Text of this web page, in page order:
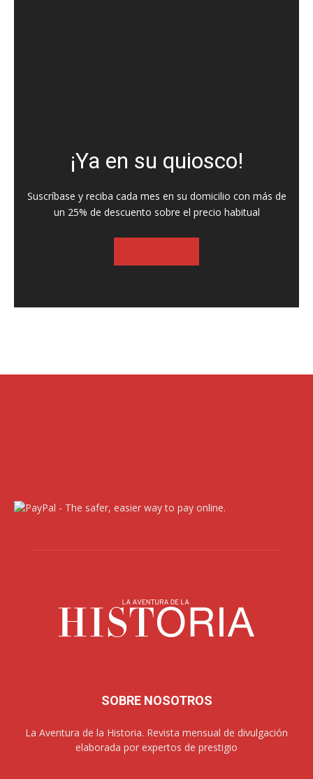
¡Ya en su quiosco!
Suscríbase y reciba cada mes en su domicilio con más de
un 25% de descuento sobre el precio habitual
SOBRE NOSOTROS
La Aventura de la Historia. Revista mensual de divulgación
elaborada por expertos de prestigio